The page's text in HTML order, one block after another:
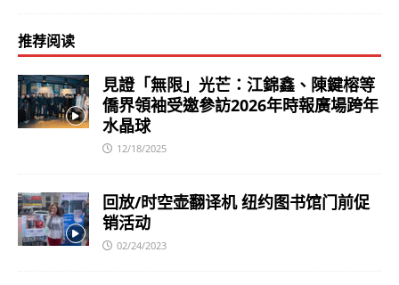
推荐阅读
見證「無限」光芒：江錦鑫、陳鍵榕等
僑界領袖受邀參訪2026年時報廣場跨年
水晶球
12/18/2025
回放/时空壶翻译机 纽约图书馆门前促
销活动
02/24/2023